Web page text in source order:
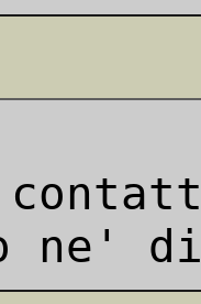
ne'